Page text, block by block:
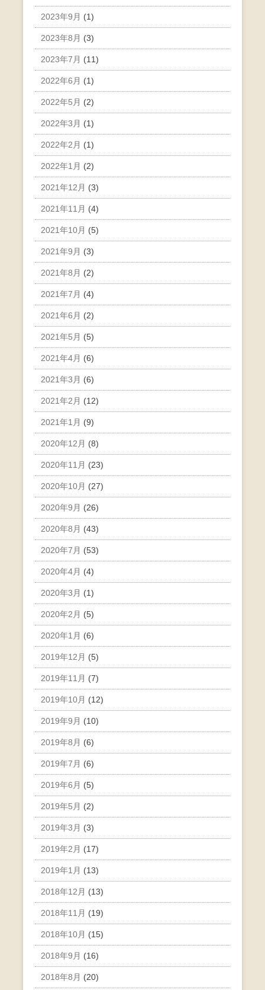
2023年9月 (1)
2023年8月 (3)
2023年7月 (11)
2022年6月 (1)
2022年5月 (2)
2022年3月 (1)
2022年2月 (1)
2022年1月 (2)
2021年12月 (3)
2021年11月 (4)
2021年10月 (5)
2021年9月 (3)
2021年8月 (2)
2021年7月 (4)
2021年6月 (2)
2021年5月 (5)
2021年4月 (6)
2021年3月 (6)
2021年2月 (12)
2021年1月 (9)
2020年12月 (8)
2020年11月 (23)
2020年10月 (27)
2020年9月 (26)
2020年8月 (43)
2020年7月 (53)
2020年4月 (4)
2020年3月 (1)
2020年2月 (5)
2020年1月 (6)
2019年12月 (5)
2019年11月 (7)
2019年10月 (12)
2019年9月 (10)
2019年8月 (6)
2019年7月 (6)
2019年6月 (5)
2019年5月 (2)
2019年3月 (3)
2019年2月 (17)
2019年1月 (13)
2018年12月 (13)
2018年11月 (19)
2018年10月 (15)
2018年9月 (16)
2018年8月 (20)